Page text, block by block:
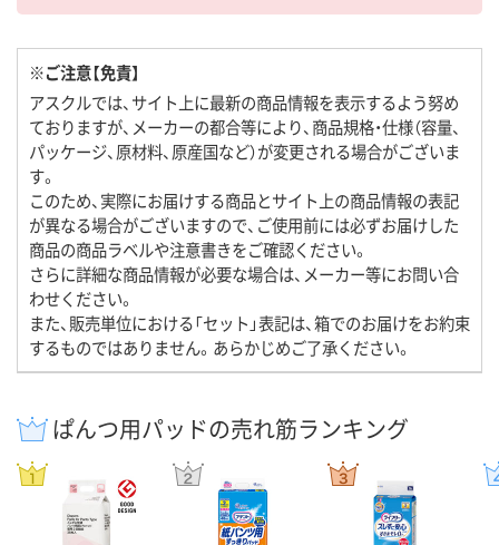
※ご注意【免責】
アスクルでは、サイト上に最新の商品情報を表示するよう努め
ておりますが、メーカーの都合等により、商品規格・仕様（容量、
パッケージ、原材料、原産国など）が変更される場合がございま
す。
このため、実際にお届けする商品とサイト上の商品情報の表記
が異なる場合がございますので、ご使用前には必ずお届けした
商品の商品ラベルや注意書きをご確認ください。
さらに詳細な商品情報が必要な場合は、メーカー等にお問い合
わせください。
また、販売単位における「セット」表記は、箱でのお届けをお約束
するものではありません。あらかじめご了承ください。
ぱんつ用パッドの売れ筋ランキング